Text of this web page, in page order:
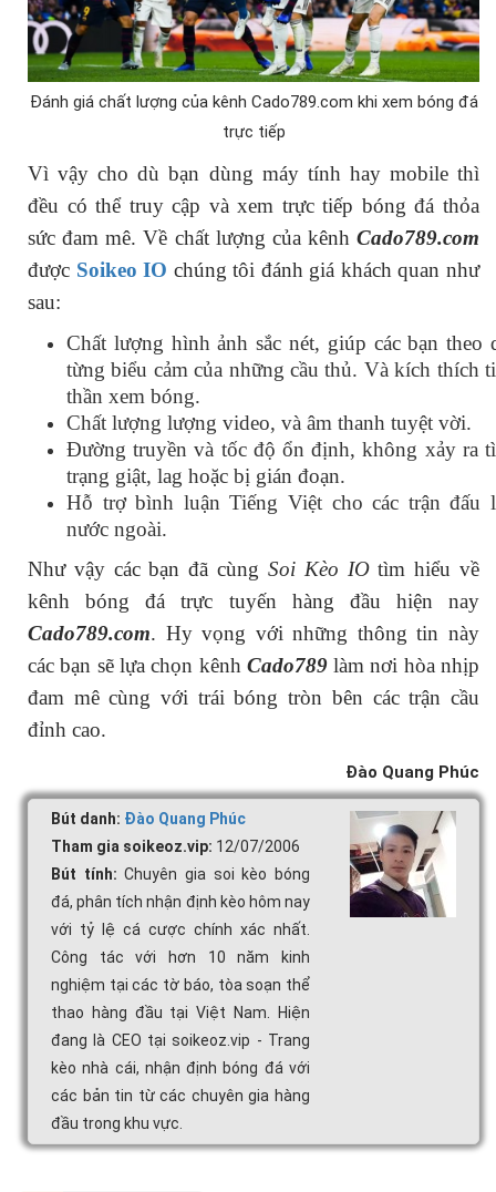
Đánh giá chất lượng của kênh Cado789.com khi xem bóng đá
trực tiếp
Vì vậy cho dù bạn dùng máy tính hay mobile thì
đều có thể truy cập và xem trực tiếp bóng đá thỏa
sức đam mê. Về chất lượng của kênh Cado789.com
được Soikeo IO chúng tôi đánh giá khách quan như
sau:
Chất lượng hình ảnh sắc nét, giúp các bạn theo
từng biểu cảm của những cầu thủ. Và kích thích
thần xem bóng.
Chất lượng lượng video, và âm thanh tuyệt vời.
Đường truyền và tốc độ ổn định, không xảy ra
trạng giật, lag hoặc bị gián đoạn.
Hỗ trợ bình luận Tiếng Việt cho các trận đấu
nước ngoài.
Như vậy các bạn đã cùng Soi Kèo IOtìm hiểu về
kênh bóng đá trực tuyến hàng đầu hiện nay
Cado789.com. Hy vọng với những thông tin này
các bạn sẽ lựa chọn kênh Cado789làm nơi hòa nhịp
đam mê cùng với trái bóng tròn bên các trận cầu
đỉnh cao.
Đào Quang Phúc
Bút danh: Đào Quang Phúc
Tham gia soikeoz.vip: 12/07/2006
Bút tính: Chuyên gia soi kèo bóng
đá, phân tích nhận định kèo hôm nay
với tỷ lệ cá cược chính xác nhất.
Công tác với hơn 10 năm kinh
nghiệm tại các tờ báo, tòa soạn thể
thao hàng đầu tại Việt Nam. Hiện
đang là CEO tại soikeoz.vip - Trang
kèo nhà cái, nhận định bóng đá với
các bản tin từ các chuyên gia hàng
đầu trong khu vực.